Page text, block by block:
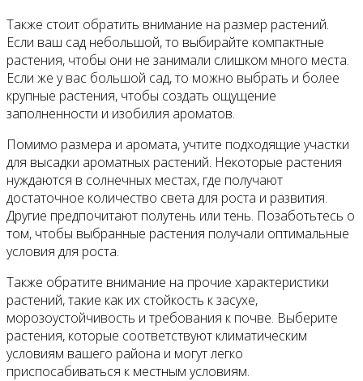
Также стоит обратить внимание на размер растений.
Если ваш сад небольшой, то выбирайте компактные
растения, чтобы они не занимали слишком много места.
Если же у вас большой сад, то можно выбрать и более
крупные растения, чтобы создать ощущение
заполненности и изобилия ароматов.
Помимо размера и аромата, учтите подходящие участки
для высадки ароматных растений. Некоторые растения
нуждаются в солнечных местах, где получают
достаточное количество света для роста и развития.
Другие предпочитают полутень или тень. Позаботьтесь о
том, чтобы выбранные растения получали оптимальные
условия для роста.
Также обратите внимание на прочие характеристики
растений, такие как их стойкость к засухе,
морозоустойчивость и требования к почве. Выберите
растения, которые соответствуют климатическим
условиям вашего района и могут легко
приспосабиваться к местным условиям.